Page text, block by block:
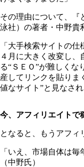
その理由について、『
泳社）の著者・中野貴
「大手検索サイトの
４月に大きく改変し
る“ＳＥＯ”が難しく
産してリンクを貼りま
値なサイト”と見なされ
今、アフィリエイトで
となると、もうアフィ
「いえ、市場自体は
（中野氏）